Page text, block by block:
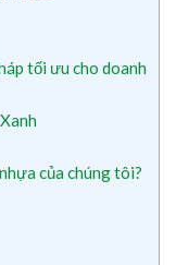
tối ưu cho doanh
của chúng tôi?